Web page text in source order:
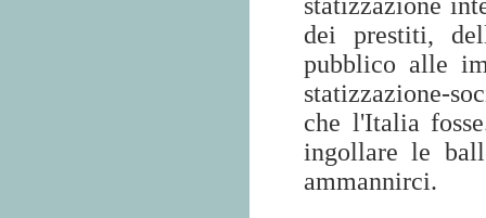
dei prestiti,
pubblico alle
statizzazione-
che l'Italia
ingollare le
ammannirci.